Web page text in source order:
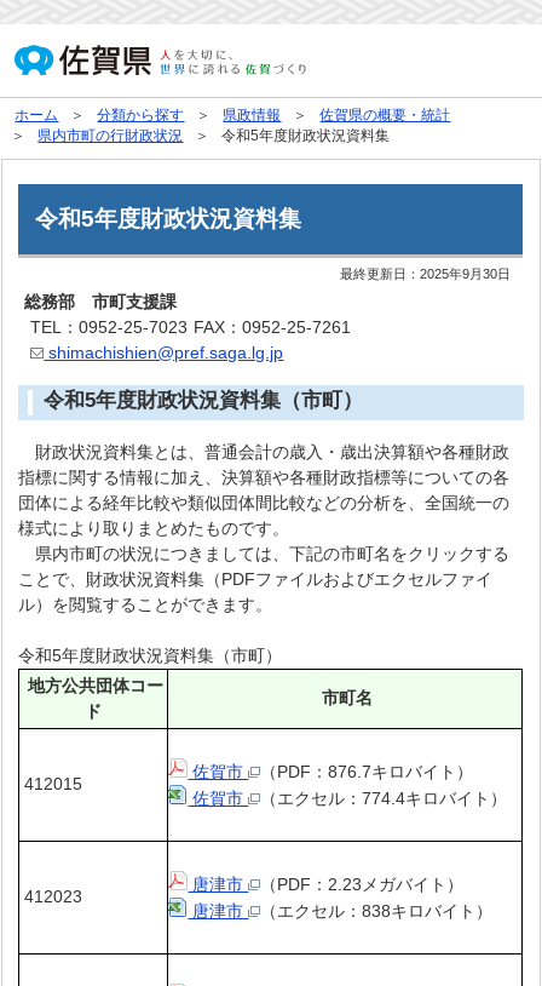
ホーム 分類から探す 県政情報
佐賀県の概要・統計
県内市町の行財政状況
令和5年度財政状況資料集
令和5年度財政状況資料集
最終更新日：2025年9月30日
総務部 市町支援課
TEL：0952-25-7023 FAX：0952-25-7261
shimachishien@pref.saga.lg.jp
令和5年度財政状況資料集（市町）
財政状況資料集とは、普通会計の歳入・歳出決算額や各種財政
指標に関する情報に加え、決算額や各種財政指標等についての各
団体による経年比較や類似団体間比較などの分析を、全国統一の
様式により取りまとめたものです。
県内市町の状況につきましては、下記の市町名をクリックする
ことで、財政状況資料集（PDFファイルおよびエクセルファイ
ル）を閲覧することができます。
令和5年度財政状況資料集（市町）
地方公共団体コー
ド
市町名
412015
佐賀市
（PDF：876.7キロバイト）
佐賀市
（エクセル：774.4キロバイト）
412023
唐津市
（PDF：2.23メガバイト）
唐津市
（エクセル：838キロバイト）